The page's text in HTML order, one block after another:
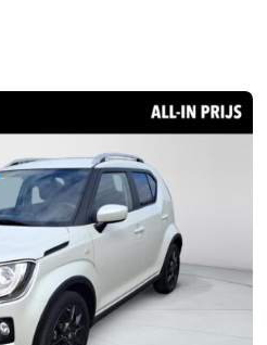
verstelbaar